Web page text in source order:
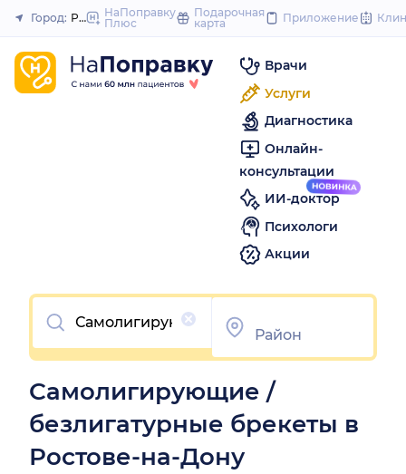
to
Закрыть
Город: Ростов-на-Дону
НаПоправку
Плюс
Подарочная
карта
Приложение
Врачи
Услуги
Диагностика
Онлайн-
консультации
ИИ-доктор
Психологи
Акции
Очистить
Самолигирующие /
безлигатурные брекеты в
Ростове-на-Дону